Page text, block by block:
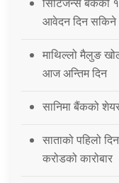
आवेदन दिन सकिने
माथिल्लो मैलुङ
आज अन्तिम दिन
सानिमा बैंकको
साताको पहिलो
करोडको कारोबार